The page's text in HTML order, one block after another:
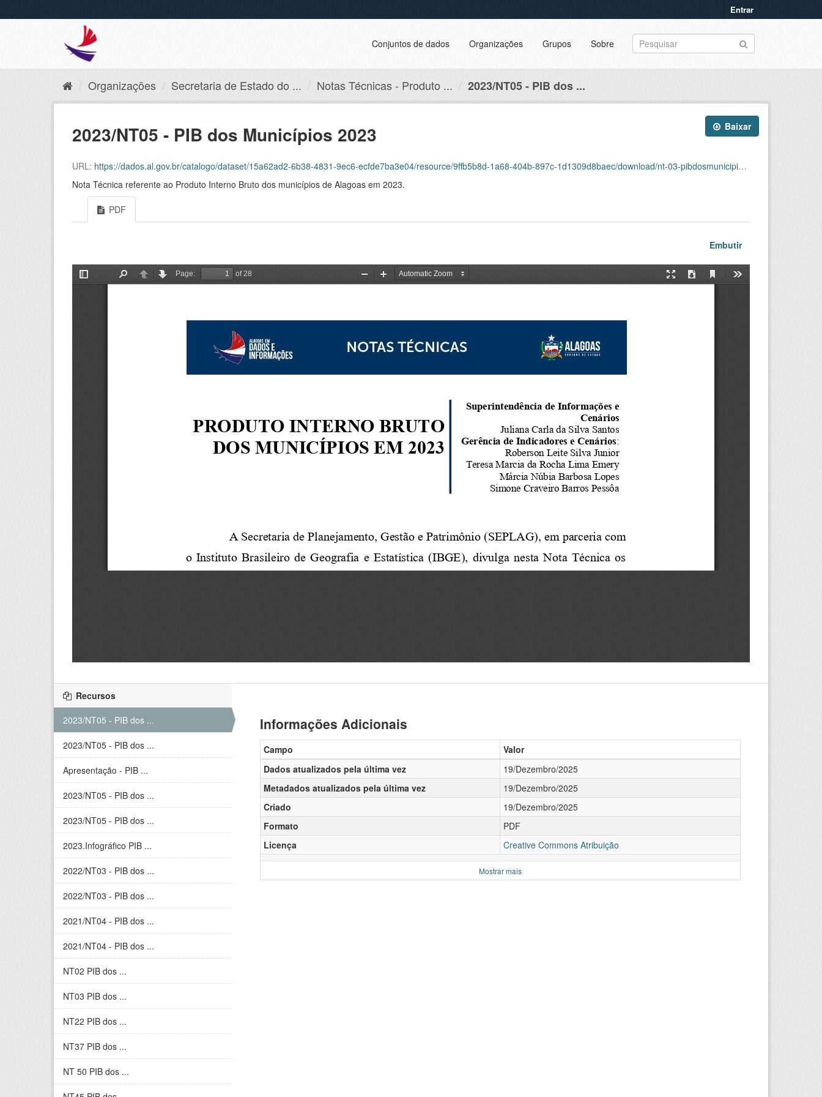
Entrar
Conjuntos de dados Organizações Grupos Sobre
Organizações Secretaria de Estado do ... Notas Técnicas - Produto ... 2023/NT05 - PIB dos ...
Baixar
2023/NT05 - PIB dos Municípios 2023
URL: https://dados.al.gov.br/catalogo/dataset/15a62ad2-6b38-4831-9ec6-ecfde7ba3e04/resource/9ffb5b8d-1a68-404b-897c-1d1309d8baec/download/nt-03-pibdosmunicipios2023.pdf
Nota Técnica referente ao Produto Interno Bruto dos municípios de Alagoas em 2023.
PDF
Embutir
Recursos
2023/NT05 - PIB dos ...
2023/NT05 - PIB dos ...
Apresentação - PIB ...
2023/NT05 - PIB dos ...
2023/NT05 - PIB dos ...
2023.Infográfico PIB ...
2022/NT03 - PIB dos ...
2022/NT03 - PIB dos ...
2021/NT04 - PIB dos ...
2021/NT04 - PIB dos ...
NT02 PIB dos ...
NT03 PIB dos ...
NT22 PIB dos ...
NT37 PIB dos ...
NT 50 PIB dos ...
Informações Adicionais
Campo
Valor
Dados atualizados pela última vez
19/Dezembro/2025
Metadados atualizados pela última vez
19/Dezembro/2025
Criado
19/Dezembro/2025
Formato
PDF
Licença
Creative Commons Atribuição
Mostrar mais